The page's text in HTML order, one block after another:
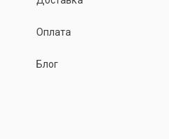
Оплата
Блог